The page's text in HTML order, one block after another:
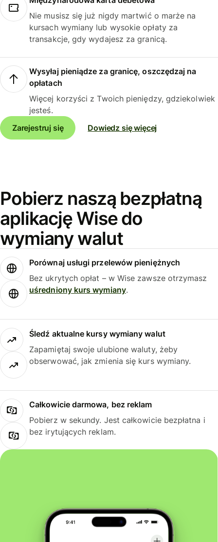
Nie musisz się już nigdy martwić o marże na
kursach wymiany lub wysokie opłaty za
transakcje, gdy wydajesz za granicą.
Wysyłaj pieniądze za granicę, oszczędzaj na
opłatach
Więcej korzyści z Twoich pieniędzy, gdziekolwiek
jesteś.
Zarejestruj się
Dowiedz się więcej
Pobierz naszą bezpłatną
aplikację Wise do
wymiany walut
Porównaj usługi przelewów pieniężnych
Bez ukrytych opłat – w Wise zawsze otrzymasz
uśredniony kurs wymiany.
Śledź aktualne kursy wymiany walut
Zapamiętaj swoje ulubione waluty, żeby
obserwować, jak zmienia się kurs wymiany.
Całkowicie darmowa, bez reklam
Pobierz w sekundy. Jest całkowicie bezpłatna i
bez irytujących reklam.